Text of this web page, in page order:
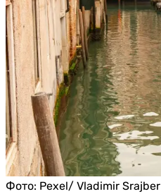
Фото: Pexel/ Vladimir Srajber